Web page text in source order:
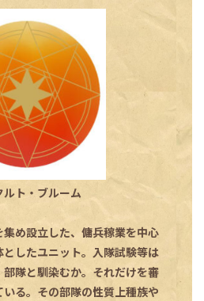
ト・ブルーム
め設立した、傭兵稼業を中心
したユニット。入隊試験等は
隊と馴染むか。それだけを審
る。その部隊の性質上種族や